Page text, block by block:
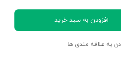
افزودن به سبد خرید
به علاقه مندی ها